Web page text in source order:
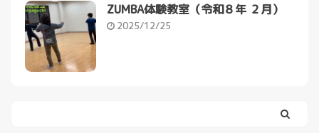
ZUMBA体験教室（令和８年 ２月）
2025/12/25